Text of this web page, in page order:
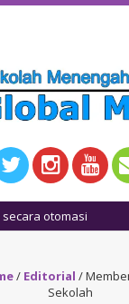
/ Editorial /
Sekolah